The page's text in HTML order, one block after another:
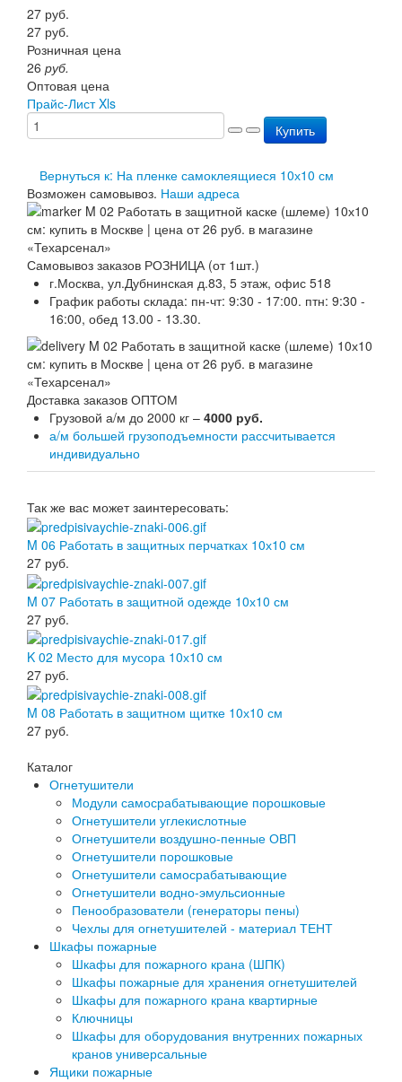
Пожарное оборудование
Перезарядка
Перезарядка ОП
Перезарядка ОВП
Доставка
Публичная оферта
Сертификаты
Вопрос-Ответ
Контакты
27 руб.
27 руб.
Розничная цена
26 руб.
Оптовая цена
Прайс-Лист Xls
Купить
Вернуться к: На пленке самоклеящиеся 10х10 см
Возможен самовывоз. Наши адреса
Самовывоз заказов РОЗНИЦА (от 1шт.)
г.Москва, ул.Дубнинская д.83, 5 этаж, офис 518
График работы склада: пн-чт: 9:30 - 17:00. птн: 9:30 -
16:00, обед 13.00 - 13.30.
Доставка заказов ОПТОМ
Грузовой а/м до 2000 кг – 4000 руб.
а/м большей грузоподъемности рассчитывается
индивидуально
Так же вас может заинтересовать:
M 06 Работать в защитных перчатках 10х10 см
27 руб.
M 07 Работать в защитной одежде 10х10 см
27 руб.
K 02 Место для мусора 10х10 см
27 руб.
M 08 Работать в защитном щитке 10х10 см
27 руб.
Каталог
Огнетушители
Модули самосрабатывающие порошковые
Огнетушители углекислотные
Огнетушители воздушно-пенные ОВП
Огнетушители порошковые
Огнетушители самосрабатывающие
Огнетушители водно-эмульсионные
Пенообразователи (генераторы пены)
Чехлы для огнетушителей - материал ТЕНТ
Шкафы пожарные
Шкафы для пожарного крана (ШПК)
Шкафы пожарные для хранения огнетушителей
Шкафы для пожарного крана квартирные
Ключницы
Шкафы для оборудования внутренних пожарных
кранов универсальные
Ящики пожарные